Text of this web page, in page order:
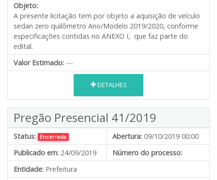
Objeto:
A presente licitação tem por objeto a aquisição de veículo
sedan zero quilômetro Ano/Modelo 2019/2020, conforme
especificações contidas no ANEXO I, que faz parte do
edital.
Valor Estimado: ---
DETALHES
Pregão Presencial 41/2019
Status: Encerrada Abertura: 09/10/2019 00:00
Publicado em: 24/09/2019
Número do processo:
Entidade: Prefeitura